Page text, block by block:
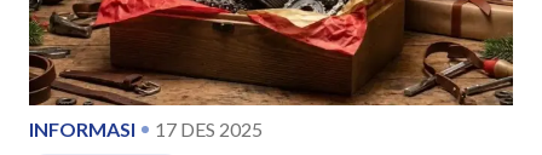
INFORMASI 17 DES 2025